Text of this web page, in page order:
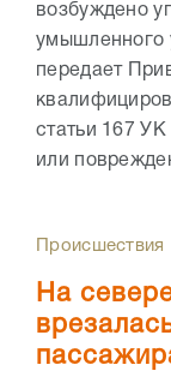
возбуждено
умышленного
передает
статьи 167
или
Происшествия
На